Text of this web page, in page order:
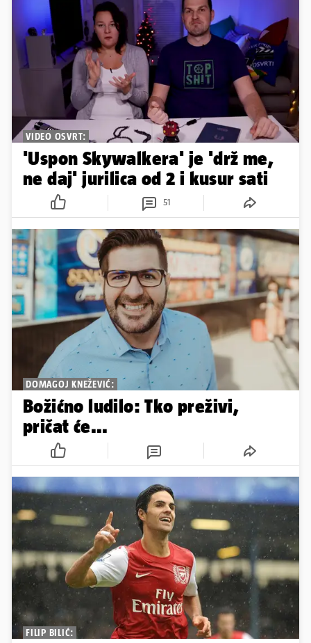
VIDEO OSVRT:
'Uspon Skywalkera' je 'drž me,
ne daj' jurilica od 2 i kusur sati
51
DOMAGOJ KNEŽEVIĆ:
Božićno ludilo: Tko preživi,
pričat će...
FILIP BILIĆ: